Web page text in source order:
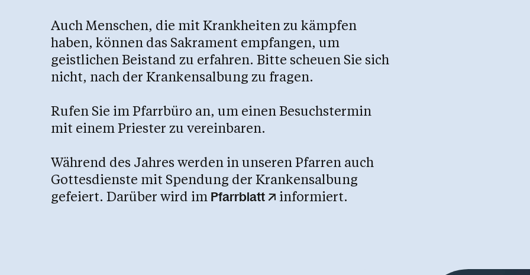
Auch Menschen, die mit Krankheiten zu kämpfen
haben, können das Sakrament empfangen, um
geistlichen Beistand zu erfahren. Bitte scheuen Sie sich
nicht, nach der Krankensalbung zu fragen.
Rufen Sie im Pfarrbüro an, um einen Besuchstermin
mit einem Priester zu vereinbaren.
Während des Jahres werden in unseren Pfarren auch
Gottesdienste mit Spendung der Krankensalbung
gefeiert. Darüber wird im Pfarrblatt informiert.